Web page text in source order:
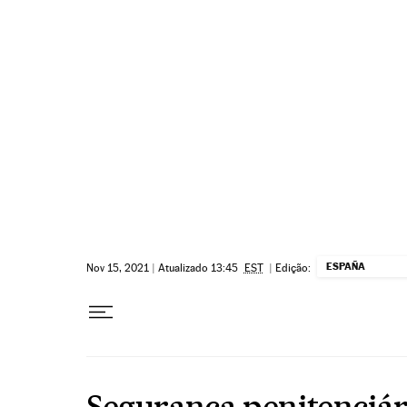
Nov 15, 2021 | Atualizado 13:45 EST | Edição: ESPAÑA